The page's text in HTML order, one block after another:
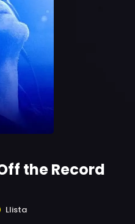
the Record
Llista